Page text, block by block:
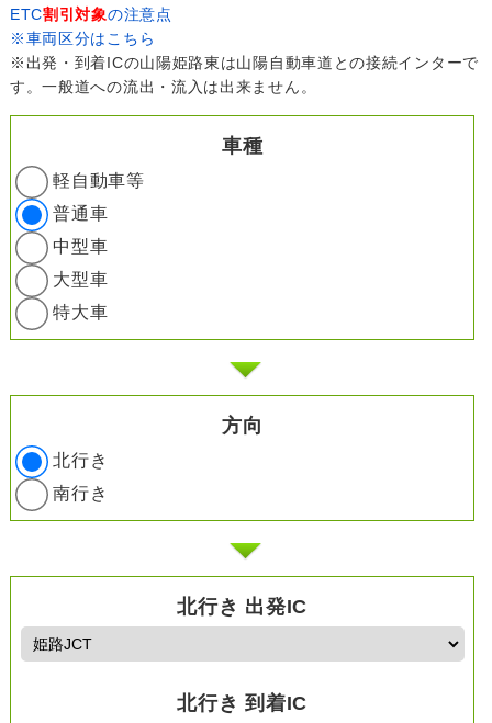
ETC割引対象の注意点
※車両区分はこちら
※出発・到着ICの山陽姫路東は山陽自動車道との接続インターで
す。一般道への流出・流入は出来ません。
車種
軽自動車等
普通車
中型車
大型車
特大車
方向
北行き
南行き
北行き 出発IC
北行き 到着IC